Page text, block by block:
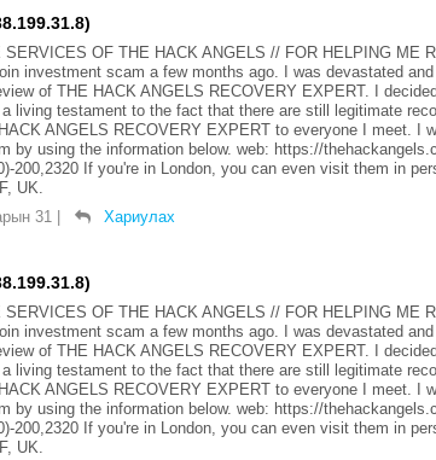
SERVICES OF THE HACK ANGELS // FOR HELPING ME
investment scam a few months ago. I was devastated
of THE HACK ANGELS RECOVERY EXPERT. I
living testament to the fact that there are still legitimate
ANGELS RECOVERY EXPERT to everyone I meet. I
by using the information below. web: https://
200,2320 If you're in London, you can even visit them in
UK.
31
Хариулах
SERVICES OF THE HACK ANGELS // FOR HELPING ME
investment scam a few months ago. I was devastated
of THE HACK ANGELS RECOVERY EXPERT. I
living testament to the fact that there are still legitimate
ANGELS RECOVERY EXPERT to everyone I meet. I
by using the information below. web: https://
200,2320 If you're in London, you can even visit them in
UK.